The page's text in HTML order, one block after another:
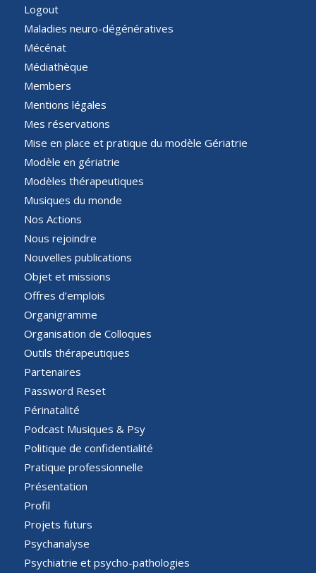
Logout
Maladies neuro-dégénératives
Mécénat
Médiathèque
Members
Mentions légales
Mes réservations
Mise en place et pratique du modèle Gériatrie
Modèle en gériatrie
Modèles thérapeutiques
Musiques du monde
Nos Actions
Nous rejoindre
Nouvelles publications
Objet et missions
Offres d’emplois
Organigramme
Organisation de Colloques
Outils thérapeutiques
Partenaires
Password Reset
Périnatalité
Podcast Musiques & Psy
Politique de confidentialité
Pratique professionnelle
Présentation
Profil
Projets futurs
Psychanalyse
Psychiatrie et psycho-pathologies